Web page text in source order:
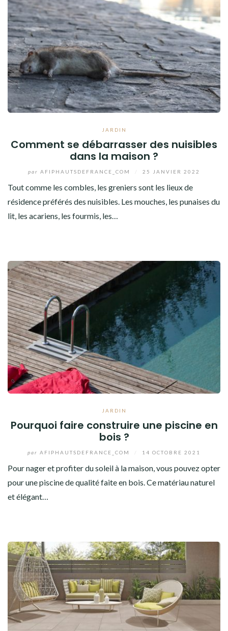
JARDIN
Comment se débarrasser des nuisibles
dans la maison ?
par AFIPHAUTSDEFRANCE_COM 25 JANVIER 2022
Tout comme les combles, les greniers sont les lieux de
résidence préférés des nuisibles. Les mouches, les punaises du
lit, les acariens, les fourmis, les…
JARDIN
Pourquoi faire construire une piscine en
bois ?
par AFIPHAUTSDEFRANCE_COM 14 OCTOBRE 2021
Pour nager et profiter du soleil à la maison, vous pouvez opter
pour une piscine de qualité faite en bois. Ce matériau naturel
et élégant…